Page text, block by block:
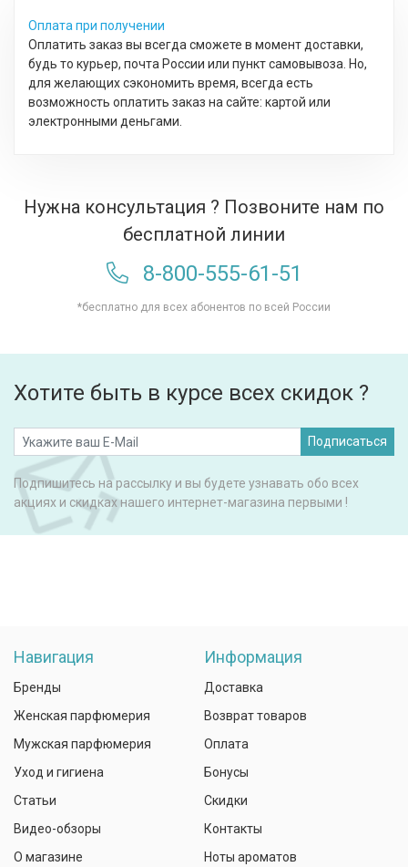
Оплата при получении
Оплатить заказ вы всегда сможете в момент доставки,
будь то курьер, почта России или пункт самовывоза. Но,
для желающих сэкономить время, всегда есть
возможность оплатить заказ на сайте: картой или
электронными деньгами.
Нужна консультация ? Позвоните нам по
бесплатной линии
8-800-555-61-51
*бесплатно для всех абонентов по всей России
Хотите быть в курсе всех скидок ?
Подписаться
Подпишитесь на рассылку и вы будете узнавать обо всех
акциях и скидках нашего интернет-магазина первыми !
Навигация
Бренды
Женская парфюмерия
Мужская парфюмерия
Уход и гигиена
Статьи
Видео-обзоры
О магазине
Информация
Доставка
Возврат товаров
Оплата
Бонусы
Скидки
Контакты
Ноты ароматов